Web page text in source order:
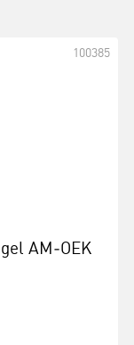
AM‑OEK
100385